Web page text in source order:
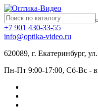
+7 901 430-33-55
info@optika-video.ru
620089, г. Екатеринбург,
Пн-Пт 9:00-17:00, Сб-Вс -